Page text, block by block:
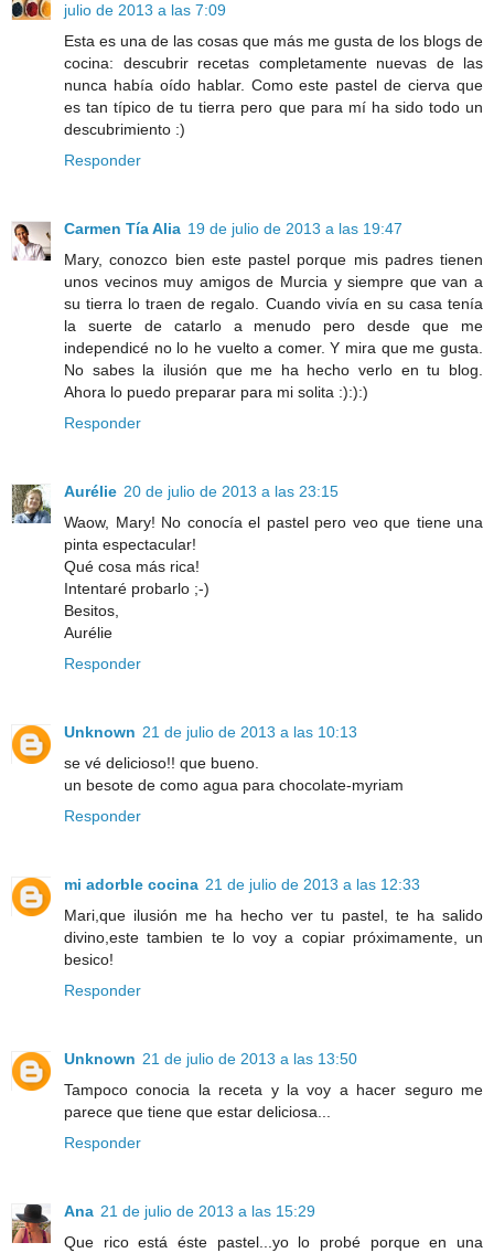
julio de 2013 a las 7:09
Esta es una de las cosas que más me gusta de los blogs de
cocina: descubrir recetas completamente nuevas de las
nunca había oído hablar. Como este pastel de cierva que
es tan típico de tu tierra pero que para mí ha sido todo un
descubrimiento :)
Responder
Carmen Tía Alia 19 de julio de 2013 a las 19:47
Mary, conozco bien este pastel porque mis padres tienen
unos vecinos muy amigos de Murcia y siempre que van a
su tierra lo traen de regalo. Cuando vivía en su casa tenía
la suerte de catarlo a menudo pero desde que me
independicé no lo he vuelto a comer. Y mira que me gusta.
No sabes la ilusión que me ha hecho verlo en tu blog.
Ahora lo puedo preparar para mi solita :):):)
Responder
Aurélie 20 de julio de 2013 a las 23:15
Waow, Mary! No conocía el pastel pero veo que tiene una
pinta espectacular!
Qué cosa más rica!
Intentaré probarlo ;-)
Besitos,
Aurélie
Responder
Unknown 21 de julio de 2013 a las 10:13
se vé delicioso!! que bueno.
un besote de como agua para chocolate-myriam
Responder
mi adorble cocina 21 de julio de 2013 a las 12:33
Mari,que ilusión me ha hecho ver tu pastel, te ha salido
divino,este tambien te lo voy a copiar próximamente, un
besico!
Responder
Unknown 21 de julio de 2013 a las 13:50
Tampoco conocia la receta y la voy a hacer seguro me
parece que tiene que estar deliciosa...
Responder
Ana 21 de julio de 2013 a las 15:29
Que rico está éste pastel...yo lo probé porque en una